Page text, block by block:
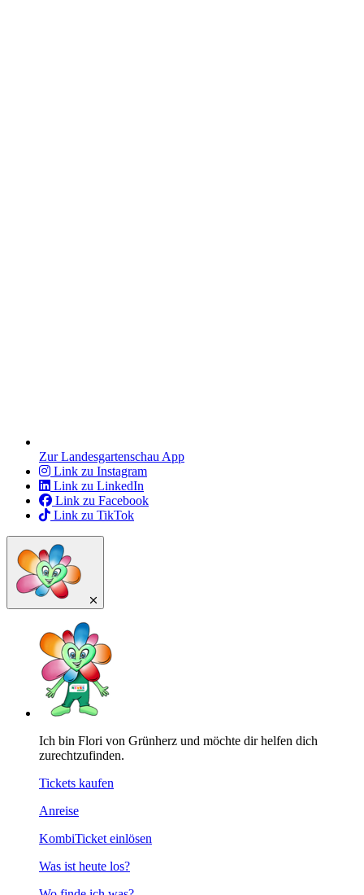
Zur Landesgartenschau App
Link zu Instagram
Link zu LinkedIn
Link zu Facebook
Link zu TikTok
Ich bin Flori von Grünherz und möchte dir helfen dich
zurechtzufinden.
Tickets kaufen
Anreise
KombiTicket einlösen
Was ist heute los?